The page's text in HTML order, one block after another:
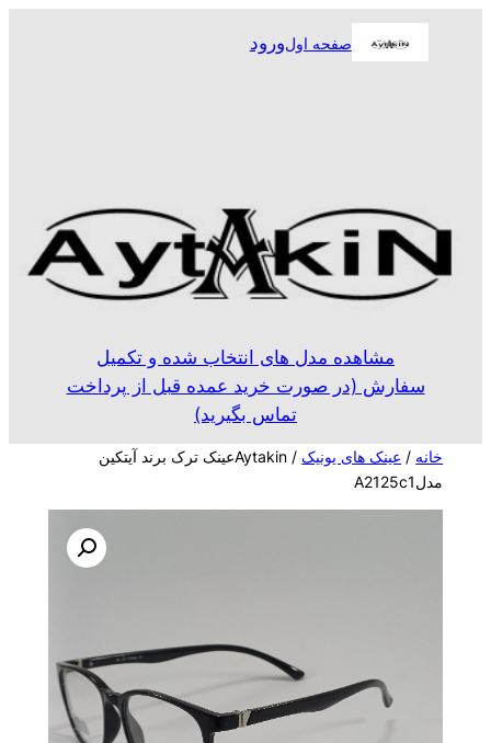
صفحه اولورود
مشاهده مدل های انتخاب شده و تکمیل
سفارش (در صورت خرید عمده قبل از پرداخت
تماس بگیرید)
خانه / عینک های یونیک
/ Aytakinعینک ترک برند آیتکین
مدلA2125c1